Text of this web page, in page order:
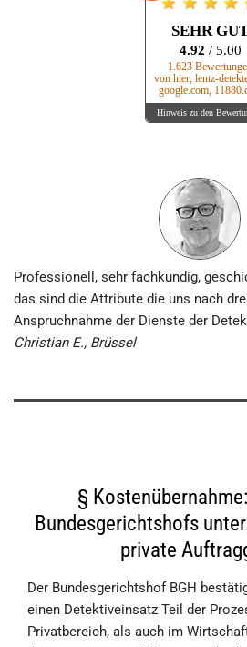
SEHR
4.92 / 5.00
1.623
von hier, lentz-
google.com,
Hinweis zu den
Professionell, sehr fachkundig,
das sind die Attribute die uns nach
Anspruch­nahme der Dienste der
Christian E., Brüssel
§
Bundesgerichtshofs
private
Der Bundesgerichtshof BGH
einen Detektiveinsatz Teil der
Privatbereich, als auch im